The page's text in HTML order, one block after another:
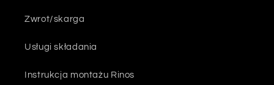
Zwrot/skarga
Usługi składania
Instrukcja montażu Rinos